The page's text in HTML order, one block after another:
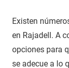
Existen
en Rajadell. A
opciones para
se adecue a lo